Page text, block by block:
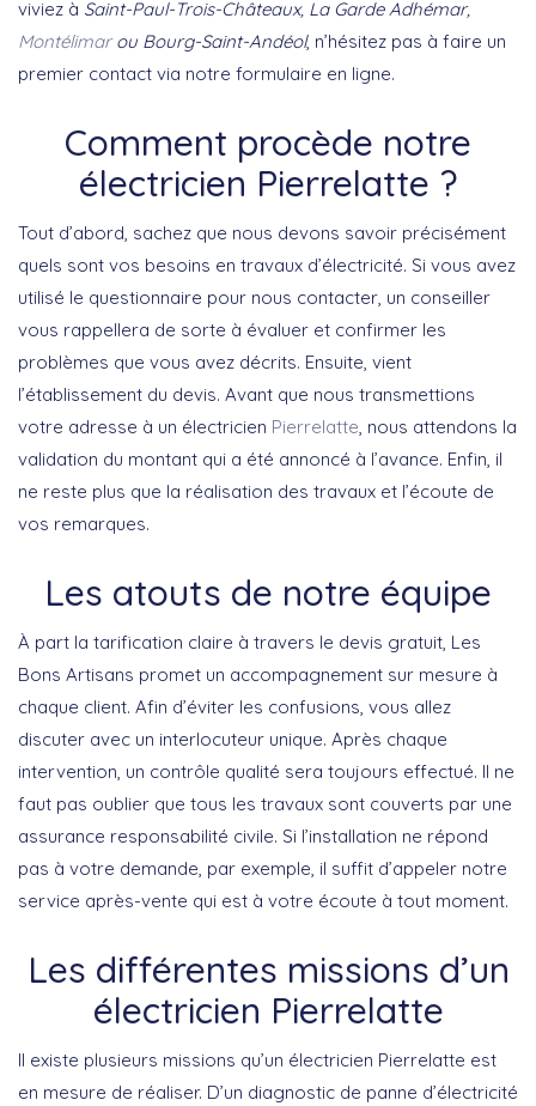
viviez à Saint-Paul-Trois-Châteaux, La Garde Adhémar,
Montélimarou Bourg-Saint-Andéol, n’hésitez pas à faire un
premier contact via notre formulaire en ligne.
Comment procède notre
électricien Pierrelatte ?
Tout d’abord, sachez que nous devons savoir précisément
quels sont vos besoins en travaux d’électricité. Si vous avez
utilisé le questionnaire pour nous contacter, un conseiller
vous rappellera de sorte à évaluer et confirmer les
problèmes que vous avez décrits. Ensuite, vient
l’établissement du devis. Avant que nous transmettions
votre adresse à un électricien Pierrelatte , nous attendons la
validation du montant qui a été annoncé à l’avance. Enfin, il
ne reste plus que la réalisation des travaux et l’écoute de
vos remarques.
Les atouts de notre équipe
À part la tarification claire à travers le devis gratuit, Les
Bons Artisans promet un accompagnement sur mesure à
chaque client. Afin d’éviter les confusions, vous allez
discuter avec un interlocuteur unique. Après chaque
intervention, un contrôle qualité sera toujours effectué. Il ne
faut pas oublier que tous les travaux sont couverts par une
assurance responsabilité civile. Si l’installation ne répond
pas à votre demande, par exemple, il suffit d’appeler notre
service après-vente qui est à votre écoute à tout moment.
Les différentes missions d’un
électricien Pierrelatte
Il existe plusieurs missions qu’un électricien Pierrelatte est
en mesure de réaliser. D’un diagnostic de panne d’électricité